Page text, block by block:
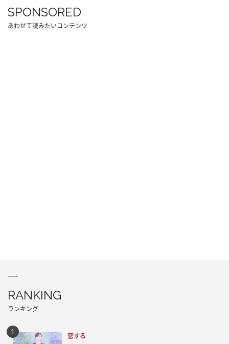
SPONSORED
あわせて読みたいコンテンツ
RANKING
ランキング
恋する